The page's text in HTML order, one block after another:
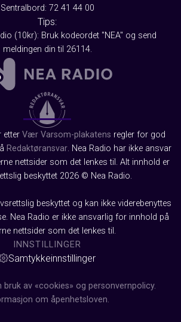
Sentralbord: 72 41 44 00
Tips:
(10kr): Bruk kodeordet "NEA" og send
meldingen din til 26114.
etter Vær Varsom-plakatens regler for god
Redaktøransvar. Nea Radio har ikke ansvar
nettsider som det lenkes til. Alt innhold er
beskyttet 2026 © Nea Radio.
beskyttet og kan ikke viderebenyttes
Nea Radio er ikke ansvarlig for innhold på
nettsider som det lenkes til.
INNSTILLINGER
Samtykkeinnstillinger
bruk av «cookies» og personvernpolicy.
om åpenhetsloven.